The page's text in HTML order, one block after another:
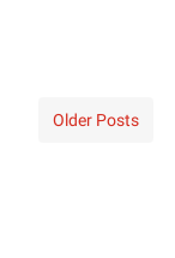
Older Posts